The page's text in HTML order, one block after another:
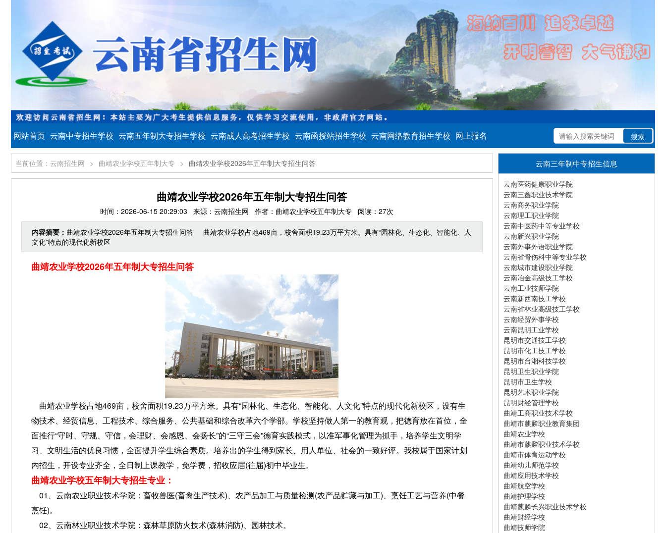
网站首页 云南中专招生学校 云南五年制大专招生学校 云南成人高考招生学校 云南函授站招生学校 云南网络教育招生学校 网上报名
当前位置：云南招生网 > 曲靖农业学校五年制大专 > 曲靖农业学校2026年五年制大专招生问答
曲靖农业学校2026年五年制大专招生问答
时间：2026-06-15 20:29:03 来源：云南招生网 作者：曲靖农业学校五年制大专 阅读：27次
内容摘要： 曲靖农业学校2026年五年制大专招生问答 曲靖农业学校占地469亩，校舍面积19.23万平方米。具有“园林化、生态化、智能化、人
文化”特点的现代化新校区
曲靖农业学校2026年五年制大专招生问答
曲靖农业学校占地469亩，校舍面积19.23万平方米。具有“园林化、生态化、智能化、人文化”特点的现代化新校区，设有生
物技术、经贸信息、工程技术、综合服务、公共基础和综合改革六个学部。学校坚持做人第一的教育观，把德育放在首位，全
面推行“守时、守规、守信，会理财、会感恩、会扬长”的“三守三会”德育实践模式，以准军事化管理为抓手，培养学生文明学
习、文明生活的优良习惯，全面提升学生综合素质。培养出的学生得到家长、用人单位、社会的一致好评。我校属于国家计划
内招生，开设专业齐全，全日制上课教学，免学费，招收应届(往届)初中毕业生。
曲靖农业学校五年制大专招生专业：
01、云南农业职业技术学院：畜牧兽医(畜禽生产技术)、农产品加工与质量检测(农产品贮藏与加工)、烹饪工艺与营养(中餐
烹饪)。
02、云南林业职业技术学院：森林草原防火技术(森林消防)、园林技术。
云南三年制中专招生信息
云南医药健康职业学院
云南三鑫职业技术学院
云南商务职业学院
云南理工职业学院
云南中医药中等专业学校
云南新兴职业学院
云南外事外语职业学院
云南省骨伤科中等专业学校
云南城市建设职业学院
云南冶金高级技工学校
云南工业技师学院
云南新西南技工学校
云南省林业高级技工学校
云南经贸外事学校
云南昆明工业学校
昆明市交通技工学校
昆明市化工技工学校
昆明市台湘科技学校
昆明卫生职业学院
昆明市卫生学校
昆明艺术职业学院
昆明财经管理学校
曲靖工商职业技术学校
曲靖市麒麟职业教育集团
曲靖农业学校
曲靖市麒麟职业技术学校
曲靖市体育运动学校
曲靖幼儿师范学校
曲靖应用技术学校
曲靖航空学校
曲靖护理学校
曲靖麒麟长兴职业技术学校
曲靖财经学校
曲靖技师学院